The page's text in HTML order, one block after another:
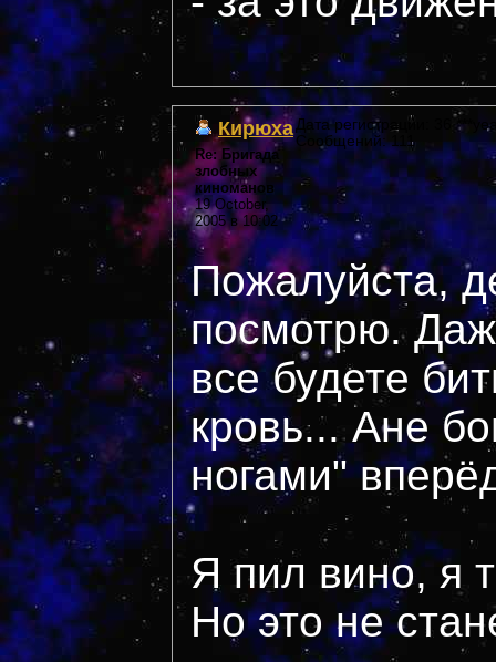
Кирюха
Re: Бригада
злобных
киноманов
19 October,
2005 в 10:02
Дата регистрации: 36
Сообщений: 111
Пожалуйста,
посмотрю.
все будете
кровь... Ане
ногами"
Я пил вино, я
Но это не